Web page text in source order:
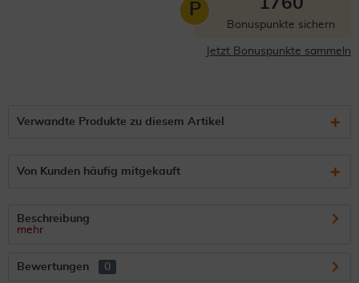
P
Bonuspunkte sichern
Jetzt Bonuspunkte sammeln
Verwandte Produkte zu diesem Artikel
Von Kunden häufig mitgekauft
Beschreibung
mehr
Bewertungen 0